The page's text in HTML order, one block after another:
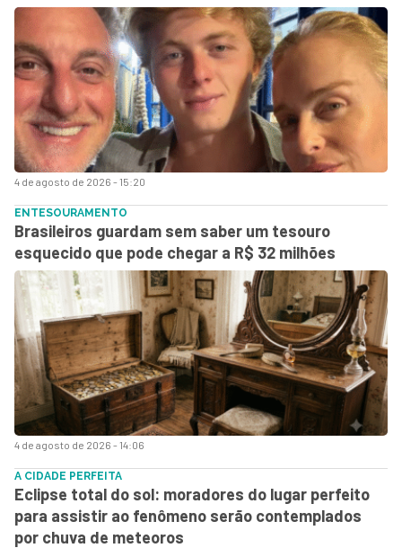
4 de agosto de 2026 - 15:20
4 de agosto de 2026 - 14:06
ENTESOURAMENTO
Brasileiros guardam sem saber um tesouro
esquecido que pode chegar a R$ 32 milhões
A CIDADE PERFEITA
Eclipse total do sol: moradores do lugar perfeito
para assistir ao fenômeno serão contemplados
por chuva de meteoros